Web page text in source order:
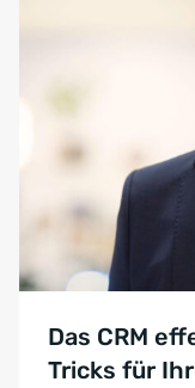
Das CRM
Tricks für